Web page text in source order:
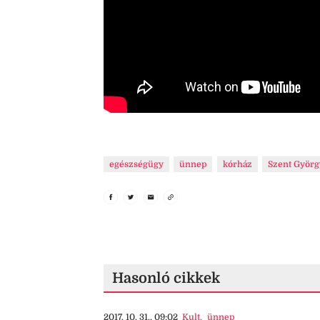
egészségügy ünnep kórház Szent
Hasonló cikkek
2017. 10. 31., 09:02 Kult, ünnep